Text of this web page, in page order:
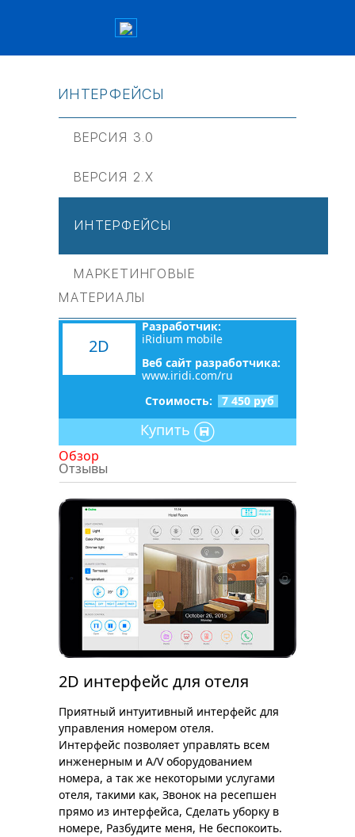
ИНТЕРФЕЙСЫ
ВЕРСИЯ 3.0
ВЕРСИЯ 2.Х
ИНТЕРФЕЙСЫ
МАРКЕТИНГОВЫЕ
МАТЕРИАЛЫ
2D
Разработчик:
iRidium mobile
Веб сайт разработчика:
www.iridi.com/ru
Стоимость:
7 450 руб
Купить
Обзор
Отзывы
2D интерфейс для отеля
Приятный интуитивный интерфейс для
управления номером отеля.
Интерфейс позволяет управлять всем
инженерным и A/V оборудованием
номера, а так же некоторыми услугами
отеля, такими как, Звонок на ресепшен
прямо из интерфейса, Сделать уборку в
номере, Разбудите меня, Не беспокоить.